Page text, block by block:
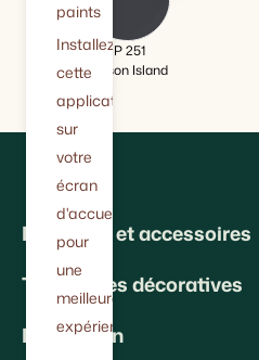
IP 251
Nelson Island
Peintures et accessoires
Techniques décoratives
Inspiration
paints
Installez
cette
application
sur
votre
écran
d'accueil
pour
une
meilleure
expérience.